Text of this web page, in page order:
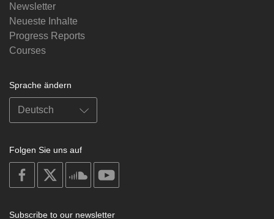
Newsletter
Neueste Inhalte
Progress Reports
Courses
Sprache ändern
Folgen Sie uns auf
on
facebook
soundcloud
Subscribe to our newsletter